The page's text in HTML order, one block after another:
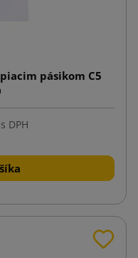
pásikom C5
s DPH